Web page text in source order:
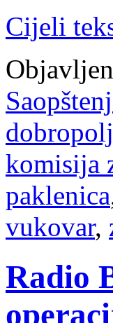
Cijeli
komisija
paklenica
vukovar,
Radio